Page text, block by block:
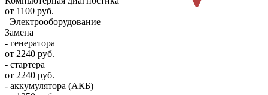
от 1100 руб.
Электрооборудование
Замена
- генератора
от 2240 руб.
- стартера
от 2240 руб.
- аккумулятора (АКБ)